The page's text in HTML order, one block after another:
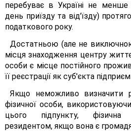
перебуває в Україні не
день приїзду та від'їзду)
податкового року.
Достатньою (але не
місця знаходження центру
особи є місце постійного
її реєстрації як суб'єкта
Якщо неможливо визначити
фізичної особи,
цього підпункту,
резидентом, якщо вона є